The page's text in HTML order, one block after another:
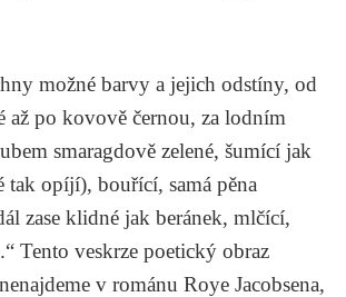
možné barvy a jejich odstíny, od
až po kovově černou, za lodním
smaragdově zelené, šumící jak
tak opíjí), bouřící, samá pěna
zase klidné jak beránek, mlčící,
Tento veskrze poetický obraz
v románu Roye Jacobsena,